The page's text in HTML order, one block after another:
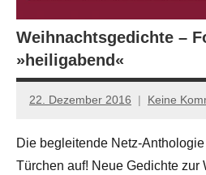
Weihnachtsgedichte –
»heiligabend«
22. Dezember 2016
Anton
Leitner
Keine
Die begleitende Netz-
Türchen auf! Neue Gedichte zur